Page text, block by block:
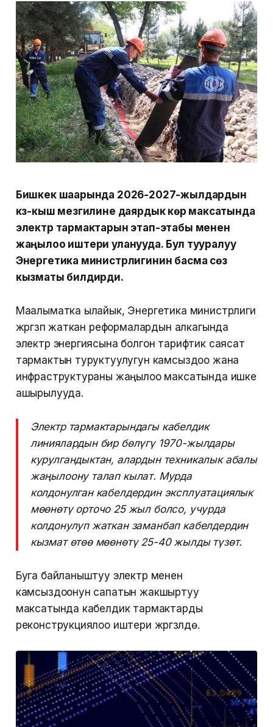
Бишкек шаарында 2026-2027-жылдардын
күз-кыш мезгилине даярдык көрүү максатында
электр тармактарын этап-этабы менен
жаңылоо иштери уланууда. Бул тууралуу
Энергетика министрлигинин басма сөз
кызматы билдирди.
Маалыматка ылайык, Энергетика министрлиги
жүргүзүп жаткан реформалардын алкагында
электр энергиясына болгон тарифтик саясат
тармактын туруктуулугун камсыздоо жана
инфраструктураны жаңылоо максатында ишке
ашырылууда.
Электр тармактарындагы кабелдик
линиялардын бир бөлүгү 1970-жылдары
курулгандыктан, алардын техникалык абалы
жаңылоону талап кылат. Мурда
колдонулган кабелдердин эксплуатациялык
мөөнөтү орточо 25 жыл болсо, учурда
колдонулуп жаткан заманбап кабелдердин
кызмат өтөө мөөнөтү 25-40 жылды түзөт.
Буга байланыштуу электр менен
камсыздоонун сапатын жакшыртуу
максатында кабелдик тармактарды
реконструкциялоо иштери жүргүзүлүүдө.